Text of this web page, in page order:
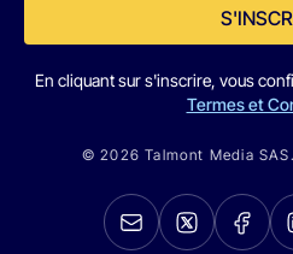
En cliquant sur s'inscrire, vous
Termes et
© 2026 Talmont Media